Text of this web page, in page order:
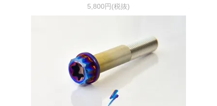
5,800円(税抜)